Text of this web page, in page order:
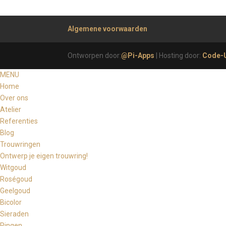
Algemene voorwaarden
Ontworpen door:@Pi-Apps | Hosting door: Code-
MENU
Home
Over ons
Atelier
Referenties
Blog
Trouwringen
Ontwerp je eigen trouwring!
Witgoud
Roségoud
Geelgoud
Bicolor
Sieraden